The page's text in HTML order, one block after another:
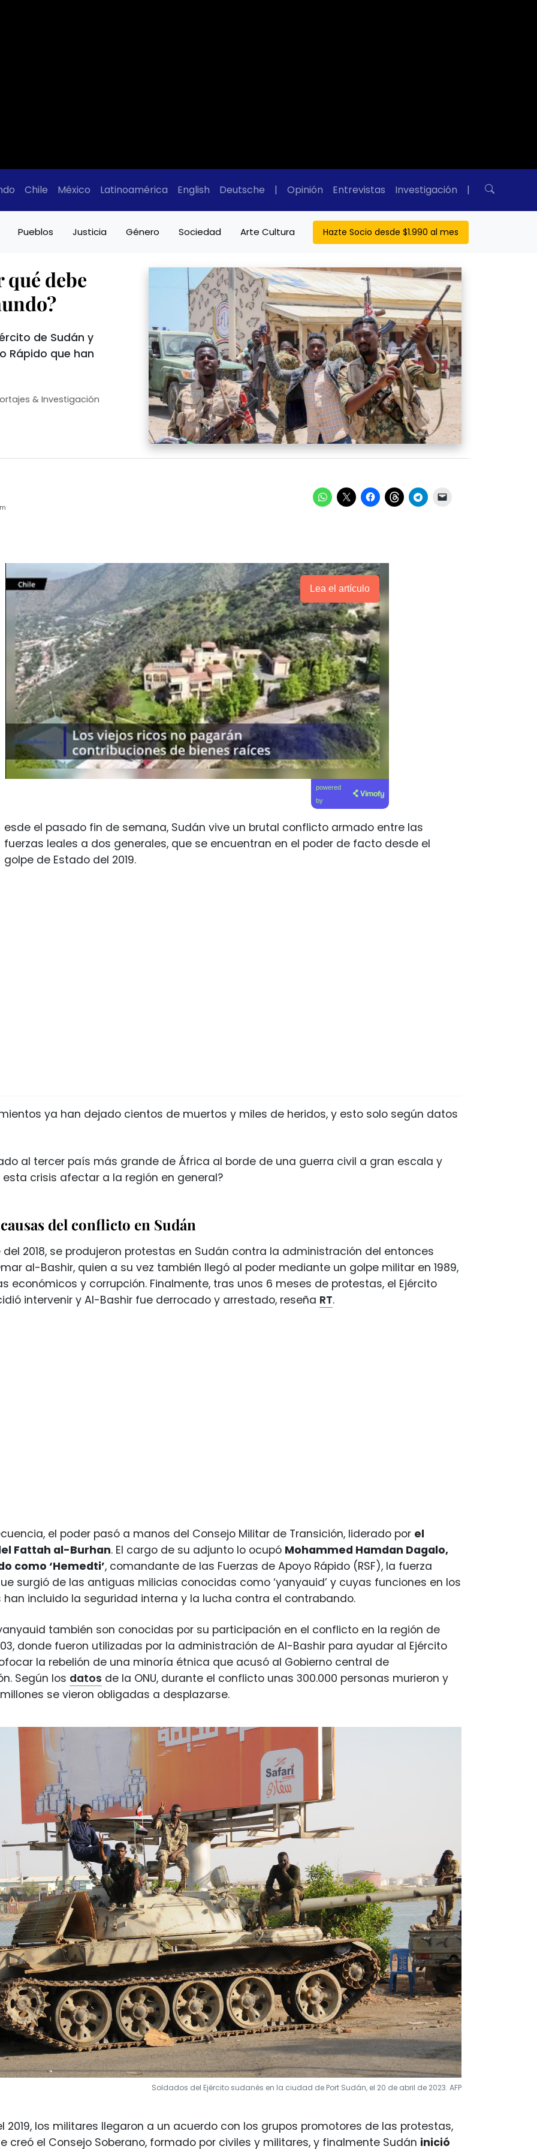
Chile México Latinoamérica English Deutsche | Opinión Entrevistas Investigación |
Pueblos Justicia Género Sociedad Arte Cultura Hazte Socio desde $1.990 al mes
qué debe
de Sudán y
Rápido que han
& Investigación
Lea el artículo
powered
by
esde el pasado fin de semana, Sudán vive un brutal conflicto armado entre las
fuerzas leales a dos generales, que se encuentran en el poder de facto desde el
golpe de Estado del 2019.
ya han dejado cientos de muertos y miles de heridos, y esto solo según datos
al tercer país más grande de África al borde de una guerra civil a gran escala y
crisis afectar a la región en general?
del conflicto en Sudán
del 2018, se produjeron protestas en Sudán contra la administración del entonces
al-Bashir, quien a su vez también llegó al poder mediante un golpe militar en 1989,
económicos y corrupción. Finalmente, tras unos 6 meses de protestas, el Ejército
intervenir y Al-Bashir fue derrocado y arrestado, reseña RT.
el poder pasó a manos del Consejo Militar de Transición, liderado por el
Fattah al-Burhan. El cargo de su adjunto lo ocupó Mohammed Hamdan Dagalo,
como ‘Hemedti’, comandante de las Fuerzas de Apoyo Rápido (RSF), la fuerza
surgió de las antiguas milicias conocidas como ‘yanyauid’ y cuyas funciones en los
incluido la seguridad interna y la lucha contra el contrabando.
también son conocidas por su participación en el conflicto en la región de
donde fueron utilizadas por la administración de Al-Bashir para ayudar al Ejército
la rebelión de una minoría étnica que acusó al Gobierno central de
Según los datos de la ONU, durante el conflicto unas 300.000 personas murieron y
se vieron obligadas a desplazarse.
Soldados del Ejército sudanés en la ciudad de Port Sudán, el 20 de abril de 2023. AFP
2019, los militares llegaron a un acuerdo con los grupos promotores de las protestas,
creó el Consejo Soberano, formado por civiles y militares, y finalmente Sudán inició